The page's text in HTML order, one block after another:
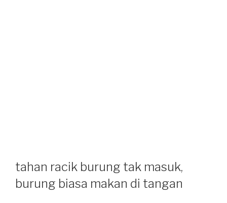
tahan racik burung tak masuk,
burung biasa makan di tangan